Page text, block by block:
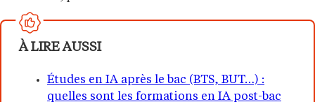
À LIRE AUSSI
Études en IA après le bac (BTS, BUT…) :
quelles sont les formations en IA post-bac